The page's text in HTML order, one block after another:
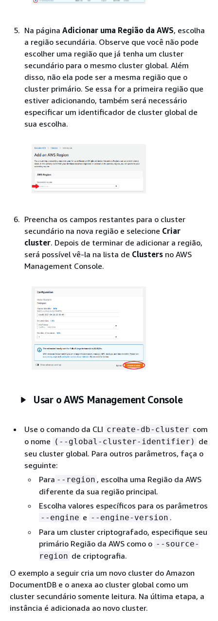
Na página Adicionar uma Região da AWS, escolha
a região secundária. Observe que você não pode
escolher uma região que já tenha um cluster
secundário para o mesmo cluster global. Além
disso, não ela pode ser a mesma região que o
cluster primário. Se essa for a primeira região que
estiver adicionando, também será necessário
especificar um identificador de cluster global de
sua escolha.
Preencha os campos restantes para o cluster
secundário na nova região e selecione Criar
cluster. Depois de terminar de adicionar a região,
será possível vê-la na lista de Clusters no AWS
Management Console.
Usar o AWS Management Console
Use o comando da CLI create-db-cluster com
o nome (--global-cluster-identifier) de
seu cluster global. Para outros parâmetros, faça o
seguinte:
Para --region , escolha uma Região da AWS
diferente da sua região principal.
Escolha valores específicos para os parâmetros
--engine e --engine-version .
Para um cluster criptografado, especifique seu
primário Região da AWS como o --source-
region de criptografia.
O exemplo a seguir cria um novo cluster do Amazon
DocumentDB e o anexa ao cluster global como um
cluster secundário somente leitura. Na última etapa, a
instância é adicionada ao novo cluster.